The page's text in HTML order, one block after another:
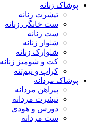
پوشاک زنانه
تیشرت زنانه
ست خانگی زنانه
ست زنانه
شلوار زنانه
شلوارک زنانه
کت و شومیز زنانه
کراپ و نیم‌تنه
پوشاک مردانه
پیراهن مردانه
تیشرت مردانه
دورس و هودی
ست مردانه